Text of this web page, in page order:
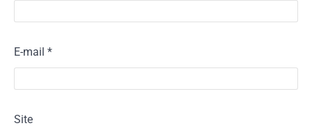
E-mail *
Site